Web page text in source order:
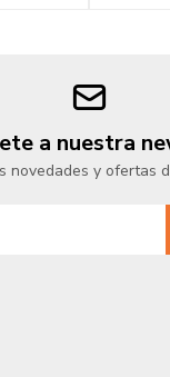
a nuestra
novedades y ofertas